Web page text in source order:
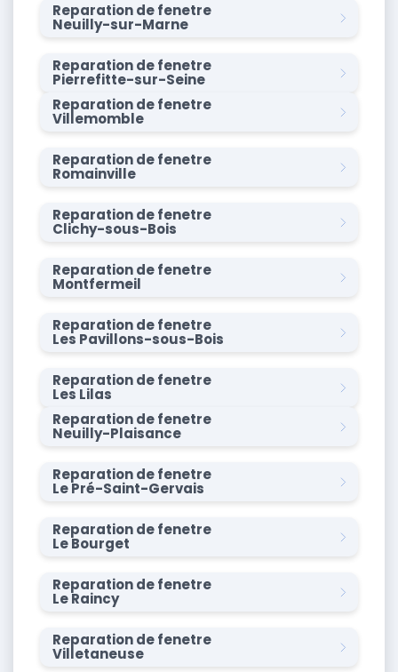
Reparation de fenetre
Neuilly-sur-Marne
Reparation de fenetre
Pierrefitte-sur-Seine
Reparation de fenetre
Villemomble
Reparation de fenetre
Romainville
Reparation de fenetre
Clichy-sous-Bois
Reparation de fenetre
Montfermeil
Reparation de fenetre
Les Pavillons-sous-Bois
Reparation de fenetre
Les Lilas
Reparation de fenetre
Neuilly-Plaisance
Reparation de fenetre
Le Pré-Saint-Gervais
Reparation de fenetre
Le Bourget
Reparation de fenetre
Le Raincy
Reparation de fenetre
Villetaneuse